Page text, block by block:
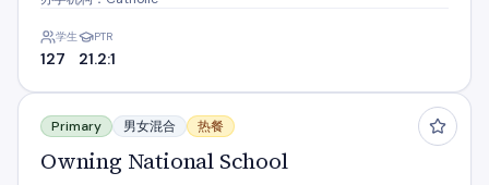
学生
127
PTR
21.2:1
Owning National School
Primary 男女混合 热餐
Owning National School